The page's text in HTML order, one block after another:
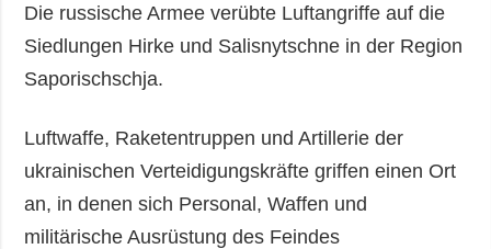
Die russische Armee verübte Luftangriffe auf die
Siedlungen Hirke und Salisnytschne in der Region
Saporischschja.
Luftwaffe, Raketentruppen und Artillerie der
ukrainischen Verteidigungskräfte griffen einen Ort
an, in denen sich Personal, Waffen und
militärische Ausrüstung des Feindes